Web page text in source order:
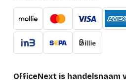
OfficeNext is handelsnaam